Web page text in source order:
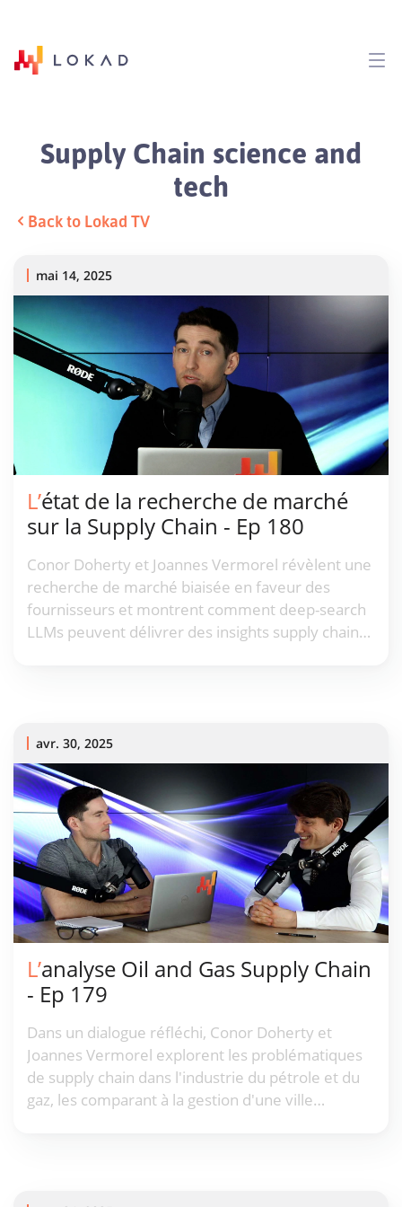
Supply Chain science and
tech
Back to Lokad TV
mai 14, 2025
L’état de la recherche de marché
sur la Supply Chain - Ep 180
Conor Doherty et Joannes Vermorel révèlent une
recherche de marché biaisée en faveur des
fournisseurs et montrent comment deep-search
LLMs peuvent délivrer des insights supply chain
avr. 30, 2025
L’analyse Oil and Gas Supply Chain
- Ep 179
Dans un dialogue réfléchi, Conor Doherty et
Joannes Vermorel explorent les problématiques
de supply chain dans l'industrie du pétrole et du
gaz, les comparant à la gestion d'une ville